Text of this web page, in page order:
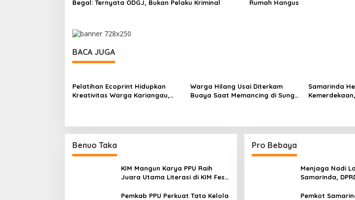
Begal: Ternyata ODGJ, Bukan Pelaku Kriminal
Rumah Hangus
BACA JUGA
Pelatihan Ecoprint Hidupkan
Kreativitas Warga Kariangau,
Warga Hilang Usai Diterkam
Buaya Saat Memancing di Sungai
Samarinda
Benuo Taka
KIM Mangun Karya PPU Raih
Juara Utama Literasi di KIM Fest
Panggung Nasional
Pemkab PPU Perkuat Tata Kelola
Pro Bebaya
Menjaga Nadi
Samarinda,
Pemkot